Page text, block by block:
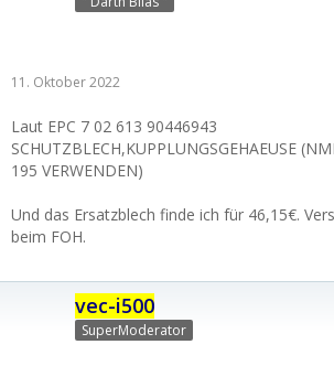
11. Oktober 2022
Laut EPC 7 02 613 90446943
SCHUTZBLECH,KUPPLUNGSGEHAEUSE
195 VERWENDEN)
Und das Ersatzblech finde ich für 46,15€.
beim FOH.
vec-i500
SuperModerator